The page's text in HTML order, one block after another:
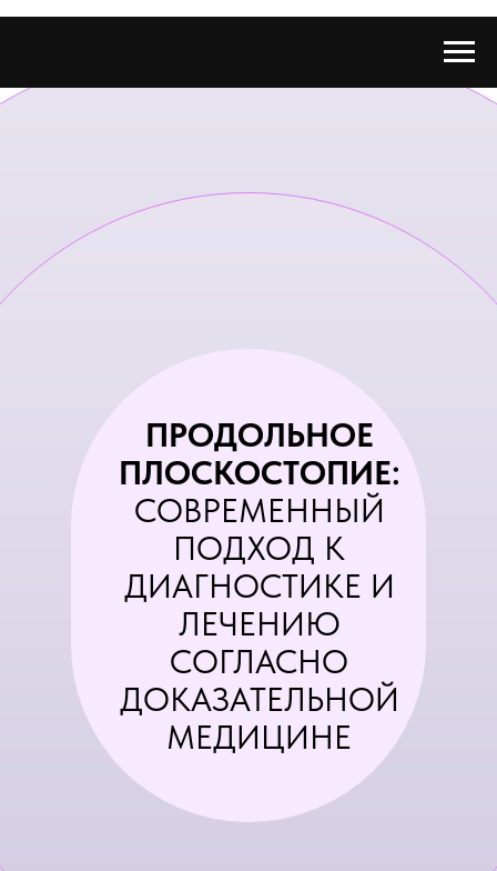
ПРОДОЛЬНОЕ
ПЛОСКОСТОПИЕ:
СОВРЕМЕННЫЙ
ПОДХОД К
ДИАГНОСТИКЕ И
ЛЕЧЕНИЮ
СОГЛАСНО
ДОКАЗАТЕЛЬНОЙ
МЕДИЦИНЕ